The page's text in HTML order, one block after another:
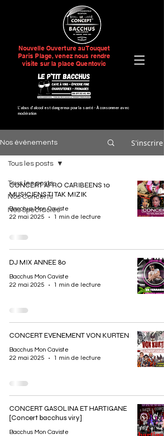
Nouvelle Ouverture au Touquet
Paris Plage, venez nous rendre
visite sur la place Quentovic
L’abus d’alcool est dangereux pour la santé - À consommer avec
modération
Nos événements S'inscrire
Tous les posts
Nos Concerts
Nos Spectacles
Tous les posts
CONCERT AFRO CARIBEENS 10
MUSICIENS TI TAK MIZIK
Bacchus Mon Caviste
22 mai 2025
1 min de lecture
DJ MIX ANNEE 80
Bacchus Mon Caviste
22 mai 2025
1 min de lecture
CONCERT EVENEMENT VON KURTEN
Bacchus Mon Caviste
22 mai 2025
1 min de lecture
CONCERT GASOLINA ET HARTIGANE
[Concert bacchus viry]
Bacchus Mon Caviste